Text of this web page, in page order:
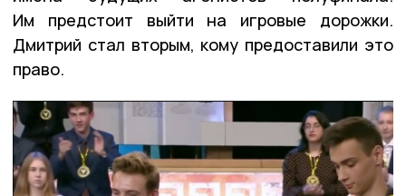
Им предстоит выйти на игровые дорожки.
Дмитрий стал вторым, кому предоставили это
право.